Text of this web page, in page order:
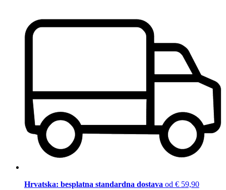
Hrvatska: besplatna standardna dostava od € 59,90